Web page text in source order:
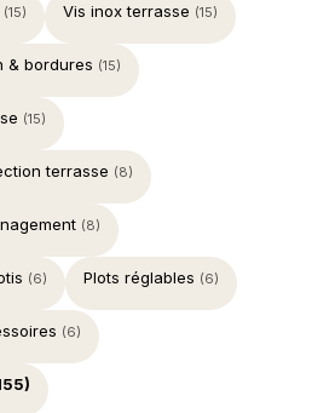
(15) Vis inox terrasse (15)
& bordures (15)
(15)
terrasse (8)
(8)
(6) Plots réglables (6)
(6)